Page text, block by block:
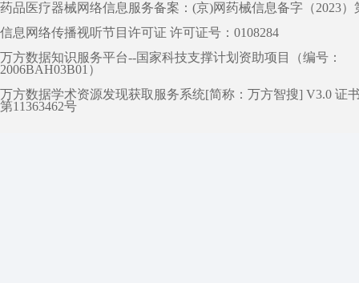
药品医疗器械网络信息服务备案：(京)网药械信息备字（2023）
信息网络传播视听节目许可证 许可证号：0108284
万方数据知识服务平台--国家科技支撑计划资助项目（编号：
2006BAH03B01）
万方数据学术资源发现获取服务系统[简称：万方智搜] V3.0 证
第11363462号